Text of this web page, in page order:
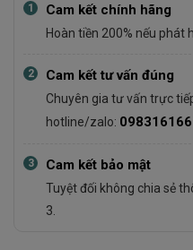
1 Cam kết chính hãng
Hoàn tiền 200% nếu phát
2 Cam kết tư vấn đúng
Chuyên gia tư vấn trực
hotline/zalo:
3 Cam kết bảo mật
Tuyệt đối không chia sẻ
3.